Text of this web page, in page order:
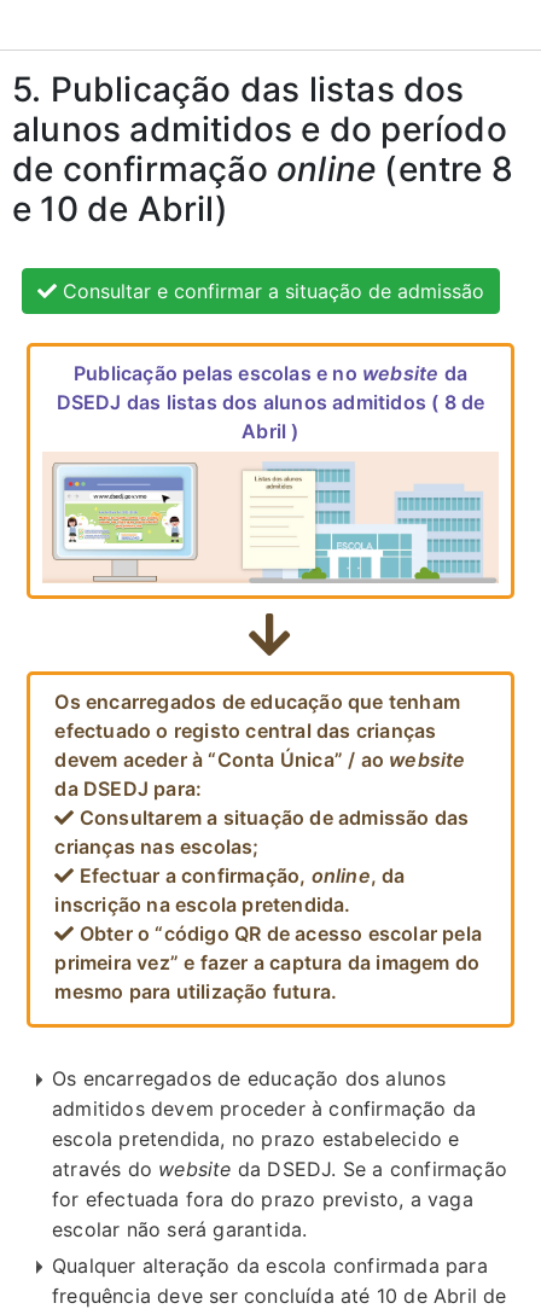
5. Publicação das listas dos
alunos admitidos e do período
de confirmação online (entre 8
e 10 de Abril)
Consultar e confirmar a situação de admissão
Publicação pelas escolas e no website da
DSEDJ das listas dos alunos admitidos ( 8 de
Abril )
Os encarregados de educação que tenham
efectuado o registo central das crianças
devem aceder à “Conta Única” / ao website
da DSEDJ para:
Consultarem a situação de admissão das
crianças nas escolas;
Efectuar a confirmação, online, da
inscrição na escola pretendida.
Obter o “código QR de acesso escolar pela
primeira vez” e fazer a captura da imagem do
mesmo para utilização futura.
Os encarregados de educação dos alunos
admitidos devem proceder à confirmação da
escola pretendida, no prazo estabelecido e
através do website da DSEDJ. Se a confirmação
for efectuada fora do prazo previsto, a vaga
escolar não será garantida.
Qualquer alteração da escola confirmada para
frequência deve ser concluída até 10 de Abril de